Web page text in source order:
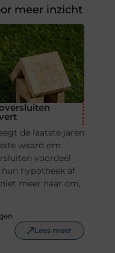
meer inzicht
de laatste jaren
waard om
voordeel
hypotheek af
meer naar om,
Lees meer